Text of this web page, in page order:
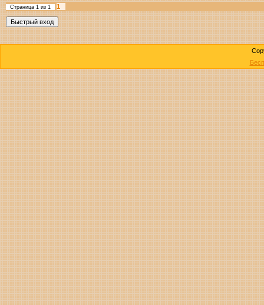
Страница 1из 1 1